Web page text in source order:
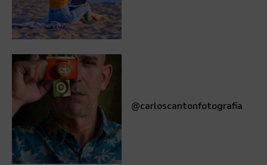
@carloscantonfotografia